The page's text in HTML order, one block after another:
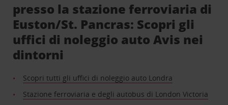
presso la stazione ferroviaria di
Euston/St. Pancras: Scopri gli
uffici di noleggio auto Avis nei
dintorni
Scopri tutti gli uffici di noleggio auto Londra
Stazione ferroviaria e degli autobus di London Victoria